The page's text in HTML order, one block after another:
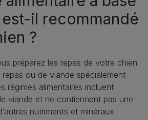
il recommandé
?
préparez les repas de votre chien
ou de viande spécialement
régimes alimentaires incluent
viande et ne contiennent pas une
nutriments et minéraux